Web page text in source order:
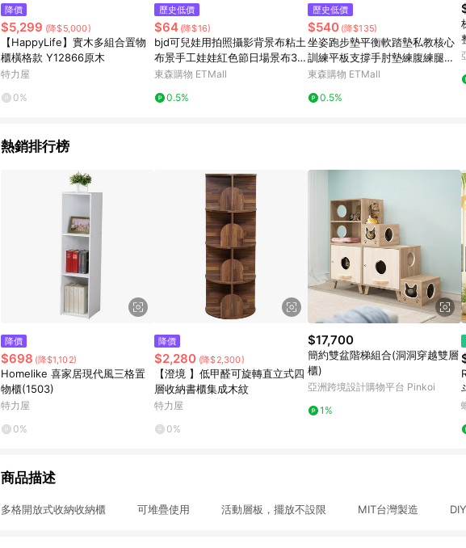
降價
$5,299 (降$5,000)
【HappyLife】實木多組合置物
櫃橫格款 Y12866原木
特力屋
0%
歷史低價
$64 (降$16)
bjd可兒娃用拍照攝影背景布粘土
布景手工娃娃紅色節日場景布37
02
東森購物 ETMall
0.5%
歷史低價
$540 (降$135)
坐姿跑步墊平衡軟踏墊私教核心
訓練平板支撐手肘墊練腹練腿坐
墊
東森購物 ETMall
0.5%
熱銷排行榜
降價
$698 (降$1,102)
Homelike 喜家居現代風三格置
物櫃(1503)
特力屋
0%
降價
$2,280 (降$2,300)
【澄境 】低甲醛可旋轉直立式四
層收納書櫃集成木紋
特力屋
0%
$17,700
簡約雙盆階梯組合(洞洞穿越雙層
櫃)
亞洲跨境設計購物平台 Pinkoi
1%
商品描述
多格開放式收納收納櫃 可堆疊使用 活動層板，擺放不設限 MIT台灣製造 DIY